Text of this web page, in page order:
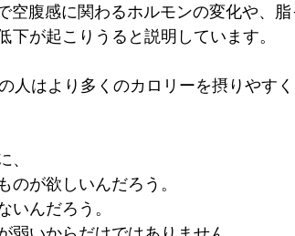
空腹感に関わるホルモンの変化や、
下が起こりうると説明しています。
人はより多くのカロリーを摂りやす
のが欲しいんだろう。
いんだろう。